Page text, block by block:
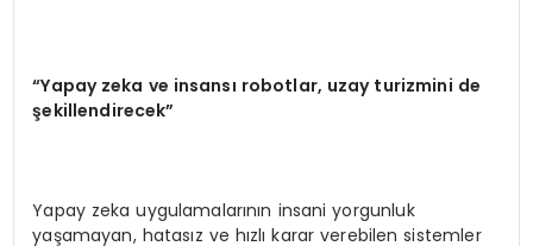
“Yapay zeka ve insansı robotlar, uzay turizmini de
şekillendirecek”
Yapay zeka uygulamalarının insani yorgunluk
yaşamayan, hatasız ve hızlı karar verebilen sistemler